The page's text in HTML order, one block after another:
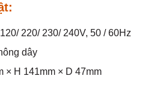
220/ 230/ 240V, 50 / 60Hz
dây
× H 141mm × D 47mm